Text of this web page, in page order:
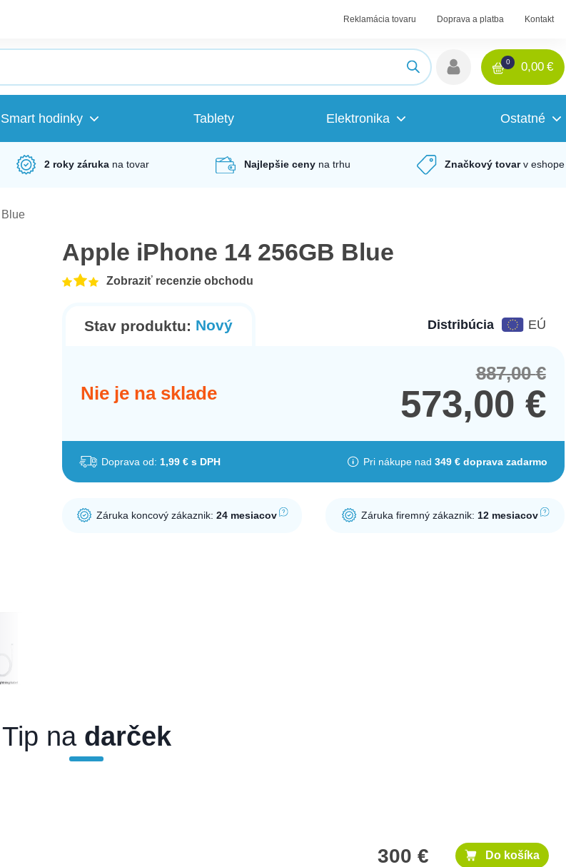
Reklamácia tovaru Doprava a platba Kontakt
0 0,00 €
Smart hodinky Tablety Elektronika Ostatné
2 roky záruka na tovar Najlepšie ceny na trhu Značkový tovar v eshope
Apple iPhone 14 256GB Blue
Zobraziť recenzie obchodu
Stav produktu: Nový Distribúcia EÚ
Nie je na sklade
887,00€
573,00 €
Doprava od: 1,99 € s DPH Pri nákupe nad 349 € doprava zadarmo
Záruka koncový zákaznik:24 mesiacov Záruka firemný zákaznik: 12 mesiacov
Tip nadarček
300 € Do košíka